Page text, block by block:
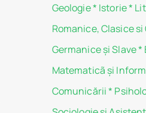
Geologie* Istorie*
Romanice, Clasice
Germanice şi Slave*
Matematicã și
Comunicării*